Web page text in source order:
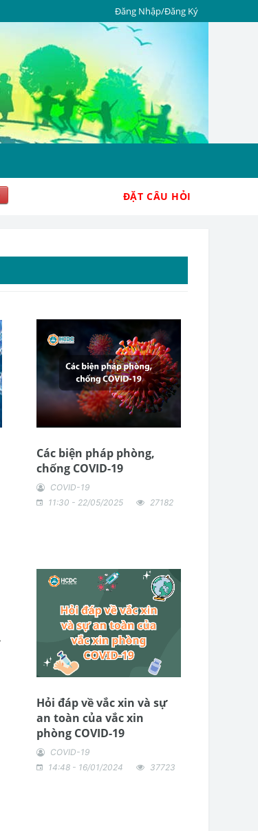
Đăng Nhập/Đăng Ký
ĐẶT CÂU HỎI
Các biện pháp phòng,
chống COVID-19
COVID-19
11:30 - 22/05/2025
27182
Hỏi đáp về vắc xin và sự
an toàn của vắc xin
phòng COVID-19
COVID-19
14:48 - 16/01/2024
37723